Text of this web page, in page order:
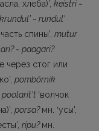
хлеба)’, keistri ~
krundul' ~ rundul'
спины’, mutur
~ paagari?
через стог или
pombõrnik
poolarit't ʽволчок
porsa?мн. ʽусы’,
ripu?мн.